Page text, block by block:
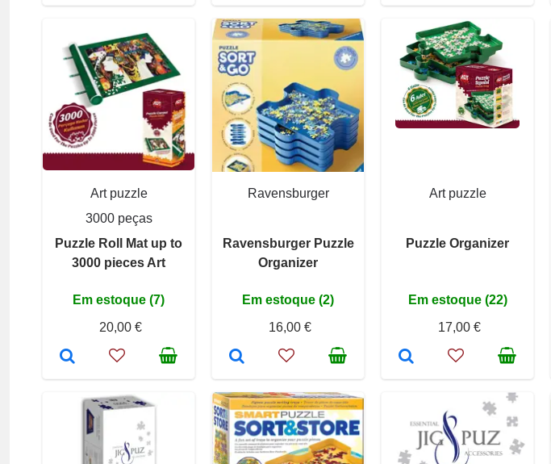
Art puzzle
3000 peças
Puzzle Roll Mat up to
3000 pieces Art
Em estoque (7)
20,00 €
Ravensburger
Ravensburger Puzzle
Organizer
Em estoque (2)
16,00 €
Art puzzle
Puzzle Organizer
Em estoque (22)
17,00 €